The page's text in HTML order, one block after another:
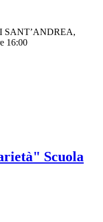
SANT’ANDREA,
16:00
Scuola